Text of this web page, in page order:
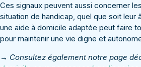
Ces signaux peuvent aussi concerner
situation de handicap, quel que soit leur
une aide à domicile adaptée peut faire
pour maintenir une vie digne et
→ Consultez également notre page